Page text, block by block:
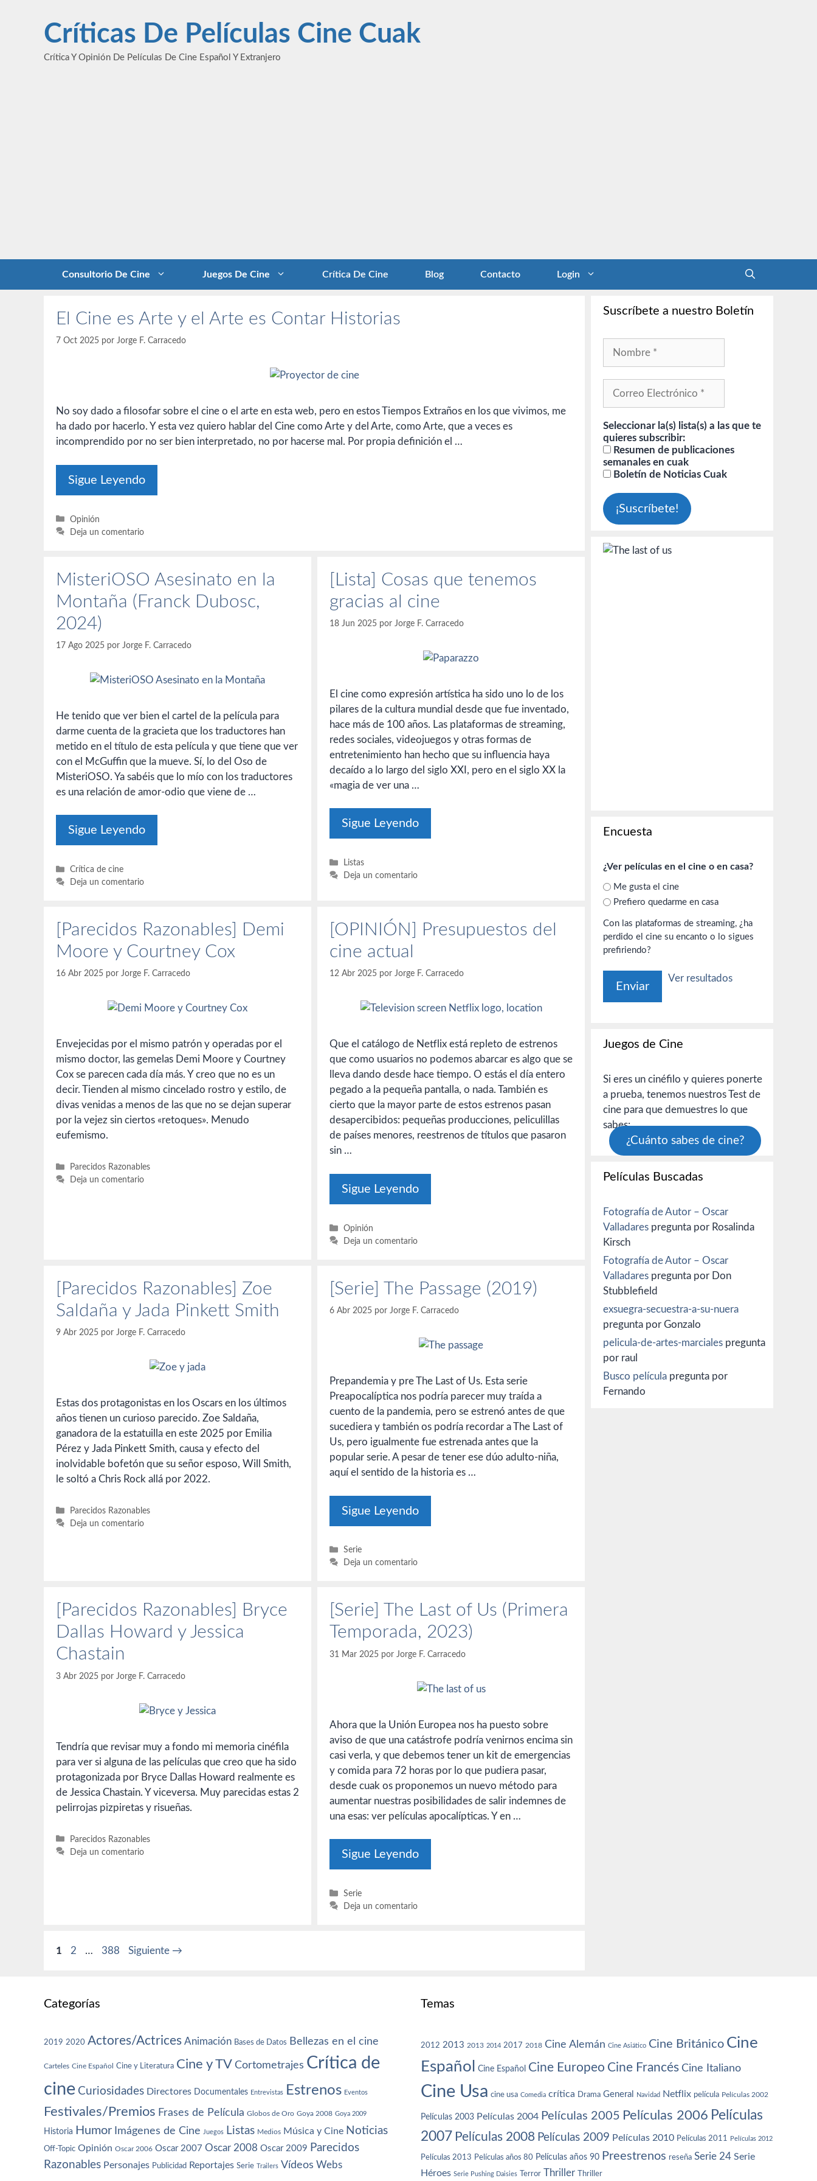
contenidoCríticas De Películas Cine Cuak
Crítica Y Opinión De Películas De Cine Español Y Extranjero
Consultorio De Cine Juegos De Cine Crítica De Cine Blog Contacto Login
El Cine es Arte y el Arte es Contar Historias
7 Oct 2025 por Jorge F. Carracedo
No soy dado a filosofar sobre el cine o el arte en esta web, pero en estos Tiempos Extraños en los que vivimos, me
ha dado por hacerlo. Y esta vez quiero hablar del Cine como Arte y del Arte, como Arte, que a veces es
incomprendido por no ser bien interpretado, no por hacerse mal. Por propia definición el …
Sigue Leyendo
Categorías
Opinión
Deja un comentario
MisteriOSO Asesinato en la
Montaña (Franck Dubosc,
2024)
17 Ago 2025 por Jorge F. Carracedo
He tenido que ver bien el cartel de la película para
darme cuenta de la gracieta que los traductores han
metido en el título de esta película y que tiene que ver
con el McGuffin que la mueve. Sí, lo del Oso de
MisteriOSO. Ya sabéis que lo mío con los traductores
es una relación de amor-odio que viene de …
Sigue Leyendo
Categorías
Crítica de cine
Deja un comentario
[Lista] Cosas que tenemos
gracias al cine
18 Jun 2025 por Jorge F. Carracedo
El cine como expresión artística ha sido uno lo de los
pilares de la cultura mundial desde que fue inventado,
hace más de 100 años. Las plataformas de streaming,
redes sociales, videojuegos y otras formas de
entretenimiento han hecho que su influencia haya
decaído a lo largo del siglo XXI, pero en el siglo XX la
«magia de ver una …
Sigue Leyendo
Categorías
Listas
Deja un comentario
[Parecidos Razonables] Demi
Moore y Courtney Cox
16 Abr 2025 por Jorge F. Carracedo
Envejecidas por el mismo patrón y operadas por el
mismo doctor, las gemelas Demi Moore y Courtney
Cox se parecen cada día más. Y creo que no es un
decir. Tienden al mismo cincelado rostro y estilo, de
divas venidas a menos de las que no se dejan superar
por la vejez sin ciertos «retoques». Menudo
eufemismo.
Categorías
Parecidos Razonables
Deja un comentario
[OPINIÓN] Presupuestos del
cine actual
12 Abr 2025 por Jorge F. Carracedo
Que el catálogo de Netflix está repleto de estrenos
que como usuarios no podemos abarcar es algo que se
lleva dando desde hace tiempo. O estás el día entero
pegado a la pequeña pantalla, o nada. También es
cierto que la mayor parte de estos estrenos pasan
desapercibidos: pequeñas producciones, peliculillas
de países menores, reestrenos de títulos que pasaron
sin …
Sigue Leyendo
Categorías
Opinión
Deja un comentario
[Parecidos Razonables] Zoe
Saldaña y Jada Pinkett Smith
9 Abr 2025 por Jorge F. Carracedo
Estas dos protagonistas en los Oscars en los últimos
años tienen un curioso parecido. Zoe Saldaña,
ganadora de la estatuilla en este 2025 por Emilia
Pérez y Jada Pinkett Smith, causa y efecto del
inolvidable bofetón que su señor esposo, Will Smith,
le soltó a Chris Rock allá por 2022.
Categorías
Parecidos Razonables
Deja un comentario
[Serie] The Passage (2019)
6 Abr 2025 por Jorge F. Carracedo
Prepandemia y pre The Last of Us. Esta serie
Preapocalíptica nos podría parecer muy traída a
cuento de la pandemia, pero se estrenó antes de que
sucediera y también os podría recordar a The Last of
Us, pero igualmente fue estrenada antes que la
popular serie. A pesar de tener ese dúo adulto-niña,
aquí el sentido de la historia es …
Sigue Leyendo
Categorías
Serie
Deja un comentario
[Parecidos Razonables] Bryce
Dallas Howard y Jessica
Chastain
3 Abr 2025 por Jorge F. Carracedo
Tendría que revisar muy a fondo mi memoria cinéfila
para ver si alguna de las películas que creo que ha sido
protagonizada por Bryce Dallas Howard realmente es
de Jessica Chastain. Y viceversa. Muy parecidas estas 2
pelirrojas pizpiretas y risueñas.
Categorías
Parecidos Razonables
Deja un comentario
[Serie] The Last of Us (Primera
Temporada, 2023)
31 Mar 2025 por Jorge F. Carracedo
Ahora que la Unión Europea nos ha puesto sobre
aviso de que una catástrofe podría venirnos encima sin
casi verla, y que debemos tener un kit de emergencias
y comida para 72 horas por lo que pudiera pasar,
desde cuak os proponemos un nuevo método para
aumentar nuestras posibilidades de salir indemnes de
una esas: ver películas apocalípticas. Y en …
Sigue Leyendo
Categorías
Serie
Deja un comentario
Página
1 Página
2 … Página
388 Siguiente →
Suscríbete a nuestro Boletín
Seleccionar la(s) lista(s) a las que te
quieres subscribir:
Resumen de publicaciones
semanales en cuak
Boletín de Noticias Cuak
Encuesta
¿Ver películas en el cine o en casa?
Me gusta el cine
Prefiero quedarme en casa
Con las plataformas de streaming, ¿ha
perdido el cine su encanto o lo sigues
prefiriendo?
Ver resultados
Juegos de Cine
Si eres un cinéfilo y quieres ponerte
a prueba, tenemos nuestros Test de
cine para que demuestres lo que
sabes:
¿Cuánto sabes de cine?
Películas Buscadas
Fotografía de Autor – Oscar
Valladares pregunta por Rosalinda
Kirsch
Fotografía de Autor – Oscar
Valladares pregunta por Don
Stubblefield
exsuegra-secuestra-a-su-nuera
pregunta por Gonzalo
pelicula-de-artes-marciales pregunta
por raul
Busco película pregunta por
Fernando
Categorías
2019 2020 Actores/Actrices Animación Bases de Datos Bellezas en el cine
Carteles Cine Español Cine y Literatura Cine y TV Cortometrajes Crítica de
cine Curiosidades Directores Documentales Entrevistas Estrenos Eventos
Festivales/Premios Frases de Película Globos de Oro Goya 2008 Goya 2009
Historia Humor Imágenes de Cine Juegos Listas Medios Música y Cine Noticias
Off-Topic Opinión Oscar 2006 Oscar 2007 Oscar 2008 Oscar 2009 Parecidos
Razonables Personajes Publicidad Reportajes Serie Trailers Vídeos Webs
Temas
2012 2013 2013 2014 2017 2018 Cine Alemán Cine Asiático Cine Británico Cine
Español
Cine Español Cine Europeo Cine Francés Cine Italiano
Cine Usa cine usa Comedia crítica Drama General Navidad Netflix película Películas 2002
Películas 2003 Películas 2004 Películas 2005 Películas 2006 Películas
2007 Películas 2008 Películas 2009 Películas 2010 Películas 2011 Películas 2012
Películas 2013 Películas años 80 Películas años 90 Preestrenos reseña Serie 24 Serie
Héroes Serie Pushing Daisies Terror Thriller Thriller